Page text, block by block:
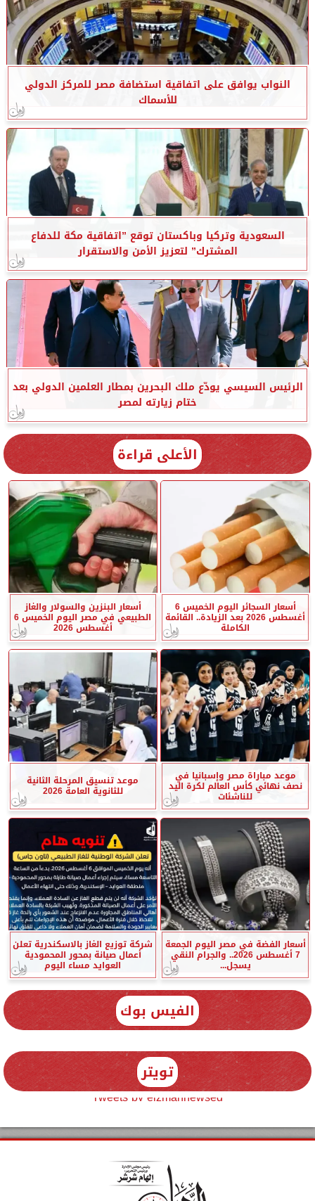
النواب يوافق على اتفاقية استضافة مصر للمركز الدولي
للأسماك
السعودية وتركيا وباكستان توقع ”اتفاقية مكة للدفاع
المشترك” لتعزيز الأمن والاستقرار
الرئيس السيسي يودّع ملك البحرين بمطار العلمين الدولي بعد
ختام زيارته لمصر
الأعلى قراءة
أسعار السجائر اليوم الخميس 6
أغسطس 2026 بعد الزيادة.. القائمة
الكاملة
أسعار البنزين والسولار والغاز
الطبيعي في مصر اليوم الخميس 6
أغسطس 2026
موعد مباراة مصر وإسبانيا في
نصف نهائي كأس العالم لكرة اليد
للناشئات
موعد تنسيق المرحلة الثانية
للثانوية العامة 2026
أسعار الفضة في مصر اليوم الجمعة
7 أغسطس 2026.. والجرام النقي
يسجل...
شركة توزيع الغاز بالاسكندرية تعلن
أعمال صيانة بمحور المحمودية
العوايد مساء اليوم
الفيس بوك
تويتر
Tweets by elzmannewseg